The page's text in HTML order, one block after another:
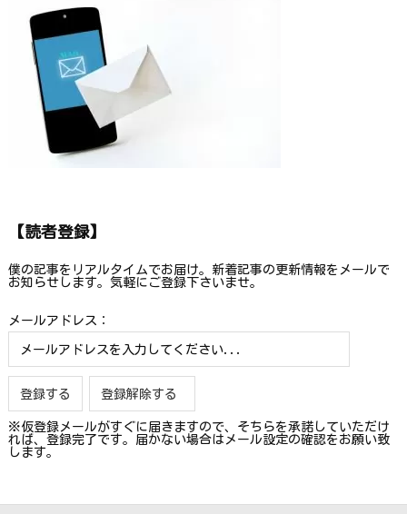
【読者登録】
僕の記事をリアルタイムでお届け。新着記事の更新情報をメールで
お知らせします。気軽にご登録下さいませ。
メールアドレス：
※仮登録メールがすぐに届きますので、そちらを承諾していただけ
れば、登録完了です。届かない場合はメール設定の確認をお願い致
します。